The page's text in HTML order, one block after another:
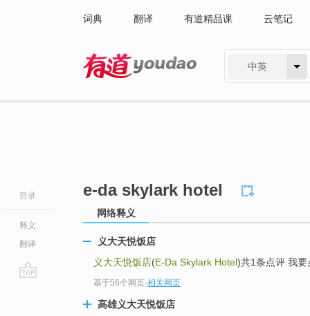
词典 翻译 有道精品课 云笔记
中英
目录
释义
翻译
e-da skylark hotel
网络释义
义大天悦饭店
义大天悦饭店(E-Da Skylark Hotel)共1条点评 我要
基于56个网页-相关网页
高雄义大天悦饭店